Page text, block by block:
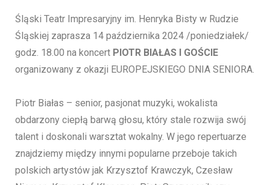
Śląski Teatr Impresaryjny im. Henryka Bisty w Rudzie
Śląskiej zaprasza 14 października 2024 /poniedziałek/
godz. 18.00 na koncert PIOTR BIAŁAS I GOŚCIE
organizowany z okazji EUROPEJSKIEGO DNIA SENIORA.
Piotr Białas – senior, pasjonat muzyki, wokalista
obdarzony ciepłą barwą głosu, który stale rozwija swój
talent i doskonali warsztat wokalny. W jego repertuarze
znajdziemy między innymi popularne przeboje takich
polskich artystów jak Krzysztof Krawczyk, Czesław